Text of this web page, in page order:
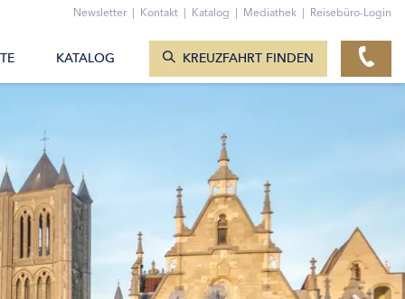
Newsletter | Kontakt | Katalog | Mediathek | Reisebüro-Login
KATALOG KREUZFAHRT FINDEN
ZUM KONTAKTFORMULAR